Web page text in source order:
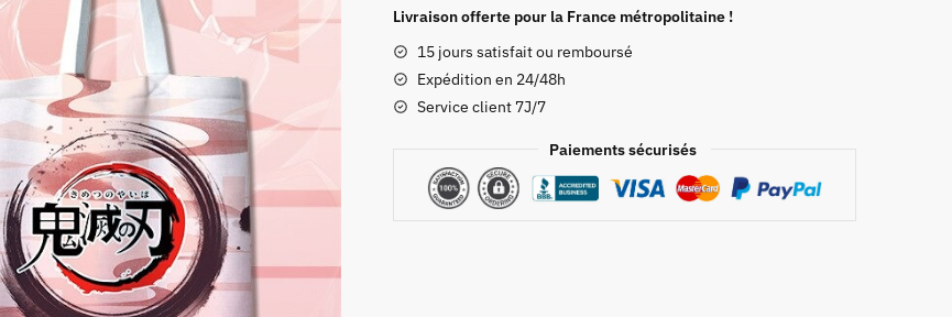
Bag
Demon
Slayer
Nezuko
Livraison offerte pour la France métropolitaine !
15 jours satisfait ou remboursé
Expédition en 24/48h
Service client 7J/7
Paiements sécurisés